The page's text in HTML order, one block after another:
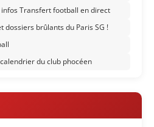
Transfert football en direct
dossiers brûlants du Paris SG !
du club phocéen